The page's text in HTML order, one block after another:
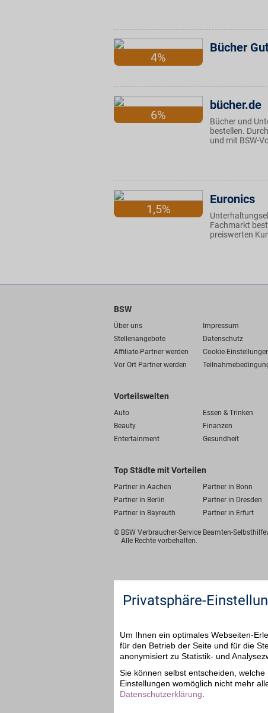
4%
Bücher
6%
bücher.de
Bücher und
bestellen.
und mit BSW-
1,5%
Euronics
Fachmarkt
preiswerten
BSW
Über uns
Impressum
Stellenangebote
Datenschutz
Affiliate-Partner werden
Cookie-
Vor Ort Partner werden
Vorteilswelten
Auto Essen & Trinken
Beauty
Finanzen
Entertainment
Gesundheit
Top Städte mit Vorteilen
Partner in Aachen Partner in Bonn
Partner in Berlin
Partner in Dresden
Partner in Bayreuth
Partner in Erfurt
© BSW Verbraucher-Service Beamten-
Alle Rechte vorbehalten.
Privatsphäre-
Um Ihnen ein optimales Webseiten-
für den Betrieb der Seite und für die
anonymisiert zu Statistik- und
Sie können selbst entscheiden,
Einstellungen womöglich nicht mehr
Datenschutzerklärung